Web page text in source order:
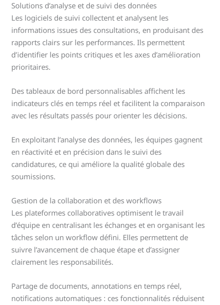
Solutions d’analyse et de suivi des données
Les logiciels de suivi collectent et analysent les
informations issues des consultations, en produisant des
rapports clairs sur les performances. Ils permettent
d’identifier les points critiques et les axes d’amélioration
prioritaires.
Des tableaux de bord personnalisables affichent les
indicateurs clés en temps réel et facilitent la comparaison
avec les résultats passés pour orienter les décisions.
En exploitant l’analyse des données, les équipes gagnent
en réactivité et en précision dans le suivi des
candidatures, ce qui améliore la qualité globale des
soumissions.
Gestion de la collaboration et des workflows
Les plateformes collaboratives optimisent le travail
d’équipe en centralisant les échanges et en organisant les
tâches selon un workflow défini. Elles permettent de
suivre l’avancement de chaque étape et d’assigner
clairement les responsabilités.
Partage de documents, annotations en temps réel,
notifications automatiques : ces fonctionnalités réduisent